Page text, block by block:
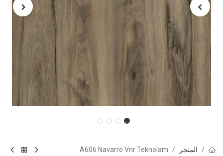
المتجر A606 Navarro Vnr Teknolam